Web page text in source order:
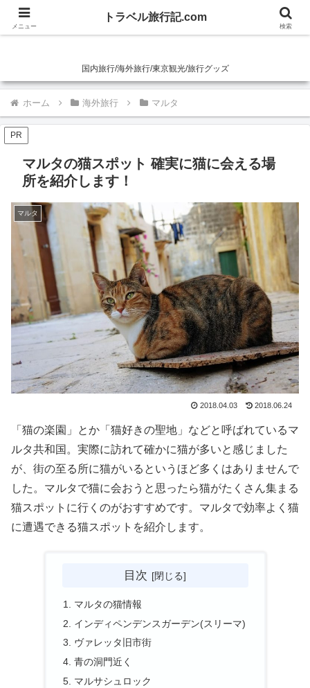
トラベル旅行記.com
国内旅行/海外旅行/東京観光/旅行グッズ
ホーム 海外旅行 マルタ
PR
マルタの猫スポット 確実に猫に会える場
所を紹介します！
マルタ
2018.04.03 2018.06.24
「猫の楽園」とか「猫好きの聖地」などと呼ばれているマ
ルタ共和国。実際に訪れて確かに猫が多いと感じました
が、街の至る所に猫がいるというほど多くはありませんで
した。マルタで猫に会おうと思ったら猫がたくさん集まる
猫スポットに行くのがおすすめです。マルタで効率よく猫
に遭遇できる猫スポットを紹介します。
目次
マルタの猫情報
インディペンデンスガーデン(スリーマ)
ヴァレッタ旧市街
青の洞門近く
マルサシュロック
メニュー
トラベル旅行記.com
検索